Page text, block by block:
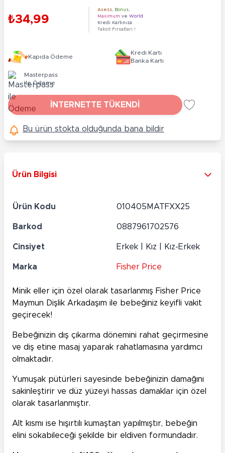
₺34,99
Axess Bonus
Maximum ve World
Kredi Kartınıza
Taksit Fırsatları !
Kapıda Ödeme
Kredi Kartı
Banka Kartı
Masterpass
ile Ödeme
İNTERNETTE TÜKENDİ
Bu ürün stokta olduğunda bana bildir
Ürün Bilgisi
Ürün Kodu 010405MATFXX25
Barkod 0887961702576
Cinsiyet Erkek | Kız | Kız-Erkek
Marka Fisher Price
Minik eller için özel olarak tasarlanmış Fisher Price
Maymun Dişlik Arkadaşım ile bebeğiniz keyifli vakit
geçirecek!
Bebeğinizin dış çıkarma dönemini rahat geçirmesine
ve diş etine masaj yaparak rahatlamasına yardımcı
olmaktadır.
Yumuşak pütürleri sayesinde bebeğinizin damağını
sakinleştirir ve düz yüzeyi hassas damaklar için özel
olarak tasarlanmıştır.
Alt kısmı ise hışırtılı kumaştan yapılmıştır, bebeğin
elini sokabileceği şekilde bir eldiven formundadır.